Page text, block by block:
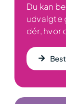
Du kan
udvalgte
dér, hvor